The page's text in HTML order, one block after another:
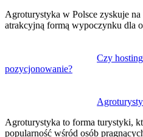
Agroturystyka w Polsce zyskuje na
atrakcyjną formą wypoczynku dla
Czy
pozycjonowanie?
Agroturystyka to forma turystyki,
popularność wśród osób